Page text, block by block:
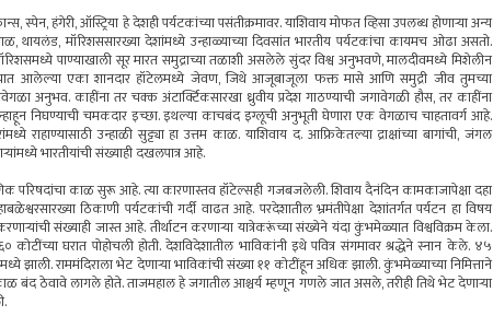
स्पेन, हंगेरी, ऑस्ट्रिया हे देशही पर्यटकांच्या पसंतीक्रमावर. याशिवाय मोफत व्हिसा उपलब्ध होणार्‍या अन्य
थायलंड, मॉरिशससारख्या देशांमध्ये उन्हाळ्याच्या दिवसांत भारतीय पर्यटकांचा कायमच ओढा असतो.
पाण्याखाली सूर मारत समुद्राच्या तळाशी असलेले सुंदर विश्व अनुभवणे, मालदीवमध्ये मिशेलीन
आलेल्या एका शानदार हॉटेलमध्ये जेवण, जिथे आजूबाजूला फक्त मासे आणि समुद्री जीव तुमच्या
अनुभव. काहींना तर चक्क अंटार्क्टिकसारखा ध्रुवीय प्रदेश गाठण्याची जगावेगळी हौस, तर काहींना
निघण्याची चमकदार इच्छा. इथल्या काचबंद इग्लूची अनुभूती घेणारा एक वेगळाच चाहतावर्ग आहे.
राहाण्यासाठी उन्हाळी सुट्ट्या हा उत्तम काळ. याशिवाय द. आफ्रिकेतल्या द्राक्षांच्या बागांची, जंगल
भारतीयांची संख्याही दखलपात्र आहे.
परिषदांचा काळ सुरू आहे. त्या कारणास्तव हॉटेल्सही गजबजलेली. शिवाय दैनंदिन कामकाजापेक्षा दहा
ठिकाणी पर्यटकांची गर्दी वाढत आहे. परदेशातील भ्रमंतीपेक्षा देशांतर्गत पर्यटन हा विषय
संख्याही जास्त आहे. तीर्थाटन करणार्‍या यात्रेकरूंच्या संख्येने यंदा कुंभमेळ्यात विश्वविक्रम केला.
घरात पोहोचली होती. देशविदेशातील भाविकांनी इथे पवित्र संगमावर श्रद्धेने स्नान केले. ४५
झाली. राममंदिराला भेट देणार्‍या भाविकांची संख्या ११ कोटींहून अधिक झाली. कुंभमेळ्याच्या निमित्ताने
काळ बंद ठेवावे लागले होते. ताजमहाल हे जगातील आश्चर्य म्हणून गणले जात असले, तरीही तिथे भेट देणार्‍या